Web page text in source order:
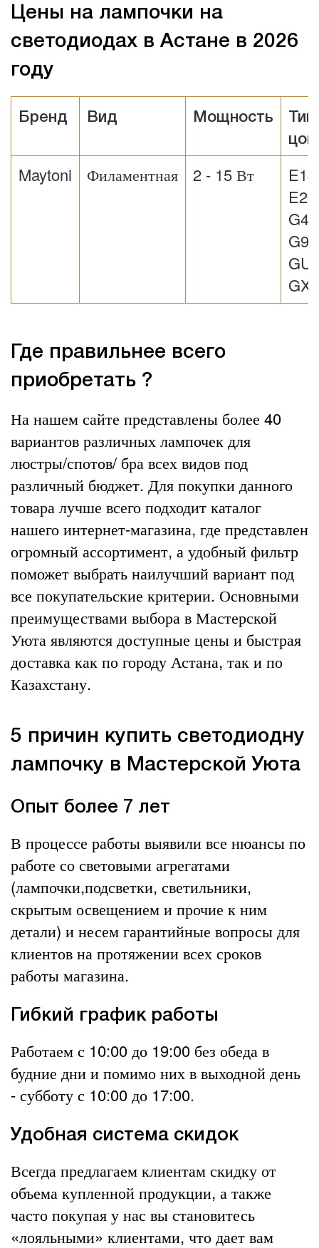
Цены на лампочки на
светодиодах в Астане в 2026
году
Бренд Вид Мощность
Тип
Maytoni Филаментная 2 - 15 Вт
G4,
G9,
Где правильнее всего
приобретать ?
На нашем сайте представлены более 40
вариантов различных лампочек для
люстры/спотов/ бра всех видов под
различный бюджет. Для покупки данного
товара лучше всего подходит каталог
нашего интернет-магазина, где представлен
огромный ассортимент, а удобный фильтр
поможет выбрать наилучший вариант под
все покупательские критерии. Основными
преимуществами выбора в Мастерской
Уюта являются доступные цены и быстрая
доставка как по городу Астана, так и по
Казахстану.
5 причин купить светодиодну
лампочку в Мастерской Уюта
Опыт более 7 лет
В процессе работы выявили все нюансы по
работе со световыми агрегатами
(лампочки,подсветки, светильники,
скрытым освещением и прочие к ним
детали) и несем гарантийные вопросы для
клиентов на протяжении всех сроков
работы магазина.
Гибкий график работы
Работаем с 10:00 до 19:00 без обеда в
будние дни и помимо них в выходной день
- субботу с 10:00 до 17:00.
Удобная система скидок
Всегда предлагаем клиентам скидку от
объема купленной продукции, а также
часто покупая у нас вы становитесь
«лояльными» клиентами, что дает вам